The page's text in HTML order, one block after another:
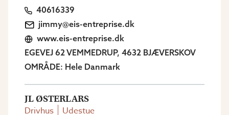
40616339
jimmy@eis-entreprise.dk
www.eis-entreprise.dk
EGEVEJ 62 VEMMEDRUP, 4632 BJÆVERSKOV
OMRÅDE: Hele Danmark
JL ØSTERLARS
Drivhus Udestue